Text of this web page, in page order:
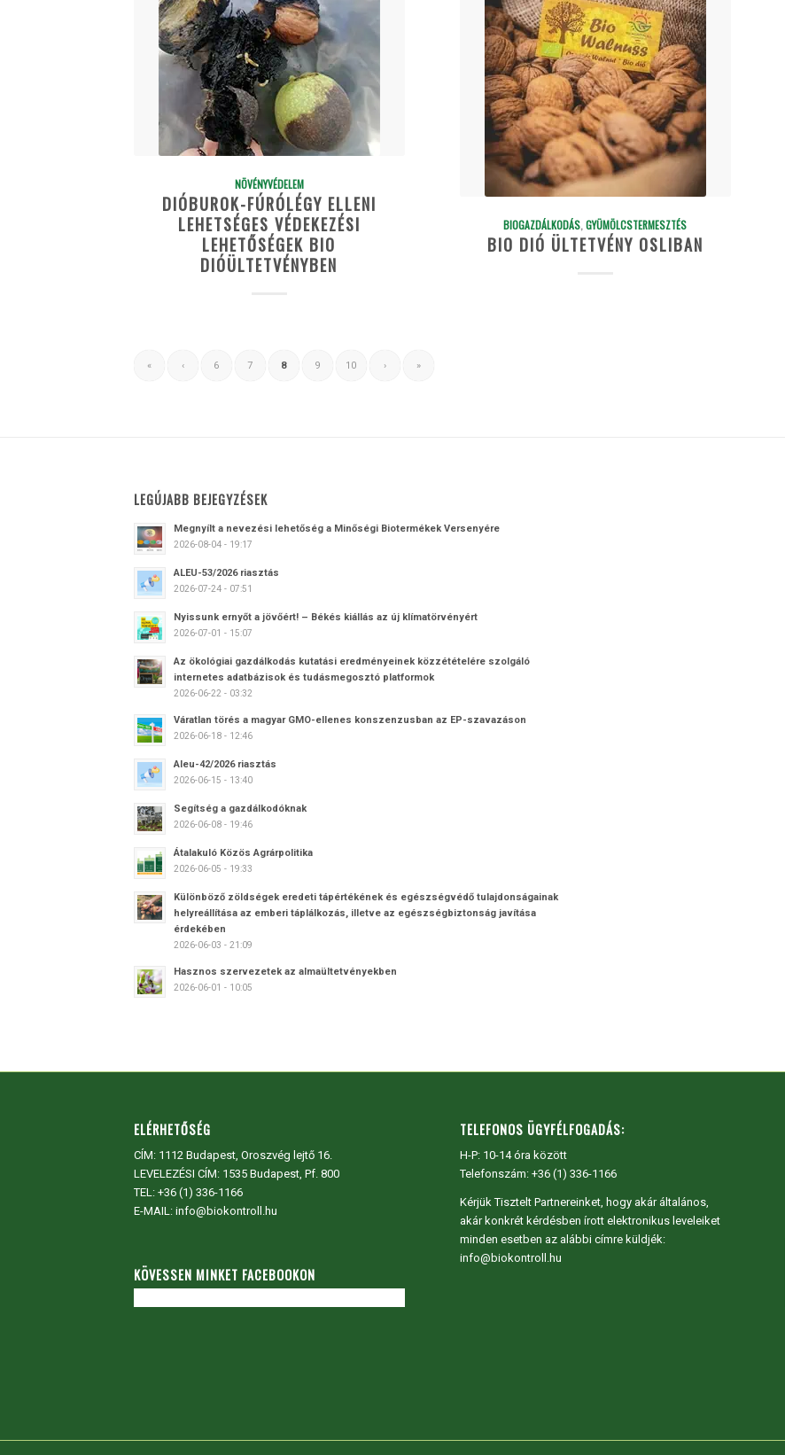
NÖVÉNYVÉDELEM
DIÓBUROK-FÚRÓLÉGY ELLENI
LEHETSÉGES VÉDEKEZÉSI
LEHETŐSÉGEK BIO
DIÓÜLTETVÉNYBEN
BIOGAZDÁLKODÁS,GYÜMÖLCSTERMESZTÉS
BIO DIÓ ÜLTETVÉNY OSLIBAN
« ‹ 6 7 8 9 10 › »
LEGÚJABB BEJEGYZÉSEK
Megnyílt a nevezési lehetőség a Minőségi Biotermékek Versenyére
2026-08-04 - 19:17
ALEU-53/2026 riasztás
2026-07-24 - 07:51
Nyissunk ernyőt a jövőért! – Békés kiállás az új klímatörvényért
2026-07-01 - 15:07
Az ökológiai gazdálkodás kutatási eredményeinek közzétételére szolgáló
internetes adatbázisok és tudásmegosztó platformok
2026-06-22 - 03:32
Váratlan törés a magyar GMO-ellenes konszenzusban az EP-szavazáson
2026-06-18 - 12:46
Aleu-42/2026 riasztás
2026-06-15 - 13:40
Segítség a gazdálkodóknak
2026-06-08 - 19:46
Átalakuló Közös Agrárpolitika
2026-06-05 - 19:33
Különböző zöldségek eredeti tápértékének és egészségvédő tulajdonságainak
helyreállítása az emberi táplálkozás, illetve az egészségbiztonság javítása
érdekében
2026-06-03 - 21:09
Hasznos szervezetek az almaültetvényekben
2026-06-01 - 10:05
ELÉRHETŐSÉG
CÍM: 1112 Budapest, Oroszvég lejtő 16.
LEVELEZÉSI CÍM: 1535 Budapest, Pf. 800
TEL: +36 (1) 336-1166
E-MAIL: info@biokontroll.hu
KÖVESSEN MINKET FACEBOOKON
TELEFONOS ÜGYFÉLFOGADÁS:
H-P: 10-14 óra között
Telefonszám: +36 (1) 336-1166
Kérjük Tisztelt Partnereinket, hogy akár általános,
akár konkrét kérdésben írott elektronikus leveleiket
minden esetben az alábbi címre küldjék:
info@biokontroll.hu